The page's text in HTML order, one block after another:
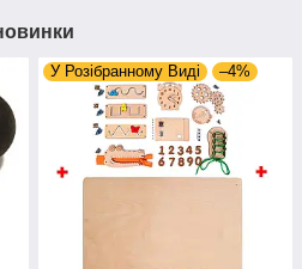
У Розібранному Виді –4%